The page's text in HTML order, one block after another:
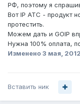
РФ, поэтому я
Вот IP ATC - продукт
протестить.
Можем дать и GOIP
Нужна 100% оплата,
Изменено 3 мая, 2012
Вставить ник